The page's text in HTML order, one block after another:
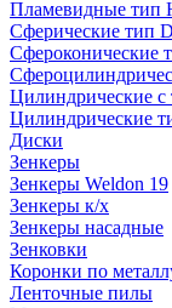
Пламевидные тип
Сферические тип D
Сфероконические
Цилиндрические с
Цилиндрические
Диски
Зенкеры
Зенкеры Weldon 19
Зенкеры к/х
Зенкеры насадные
Зенковки
Коронки по
Ленточные пилы